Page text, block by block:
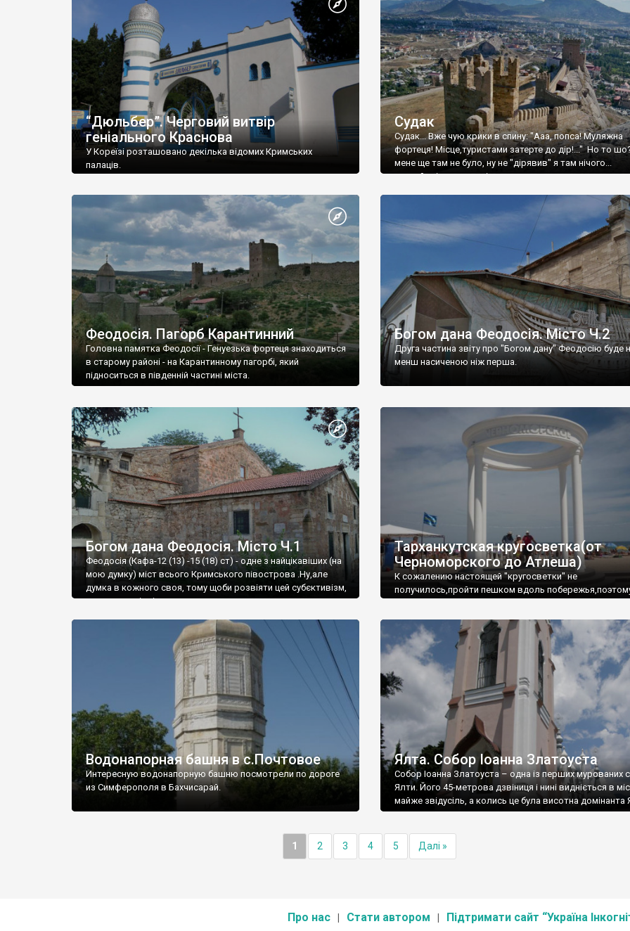
“Дюльбер”. Черговий витвір
геніального Краснова
У Кореїзі розташовано декілька відомих Кримських
палаців.
Судак
Судак... Вже чую крики в спину: "Ааа, попса! Муляжна
фортеця! Місце,туристами затерте до дір!..." Но то
мене ще там не було, ну не "дірявив" я там нічого...
принаймні до цього літа.
Феодосія. Пагорб Карантинний
Головна памятка Феодосії - Генуезька фортеця знаходиться
в старому районі - на Карантинному пагорбі, який
підноситься в південній частині міста.
Богом дана Феодосія. Місто Ч.2
Друга частина звіту про "Богом дану" Феодосію буде
менш насиченою ніж перша.
Богом дана Феодосія. Місто Ч.1
Феодосія (Кафа-12 (13) -15 (18) ст) - одне з найцікавіших (на
мою думку) міст всього Кримського півострова .Ну,але
думка в кожного своя, тому щоби розвіяти цей субєктивізм,
запрошую відвідати це
Тарханкутская кругосветка(от
Черноморского до Атлеша)
К сожалению настоящей "кругосветки" не
получилось,пройти пешком вдоль
Водонапорная башня в с.Почтовое
Интересную водонапорную башню посмотрели по дороге
из Симферополя в Бахчисарай.
Ялта. Собор Іоанна Златоуста
Собор Іоанна Златоуста – одна із перших мурованих
Ялти. Його 45-метрова дзвіниця і нині видніється в
майже звідусіль, а колись це була висотна домінанта
1 2 3 4 5 Далі »
Про нас Стати автором Підтримати сайт “Україна